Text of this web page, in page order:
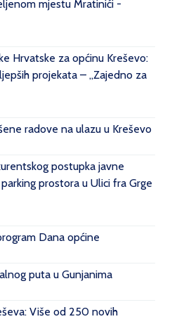
mjestu Mratinići -
Hrvatske za općinu Kreševo:
projekata – „Zajedno za
radove na ulazu u Kreševo
postupka javne
prostora u Ulici fra Grge
Dana općine
puta u Gunjanima
Više od 250 novih